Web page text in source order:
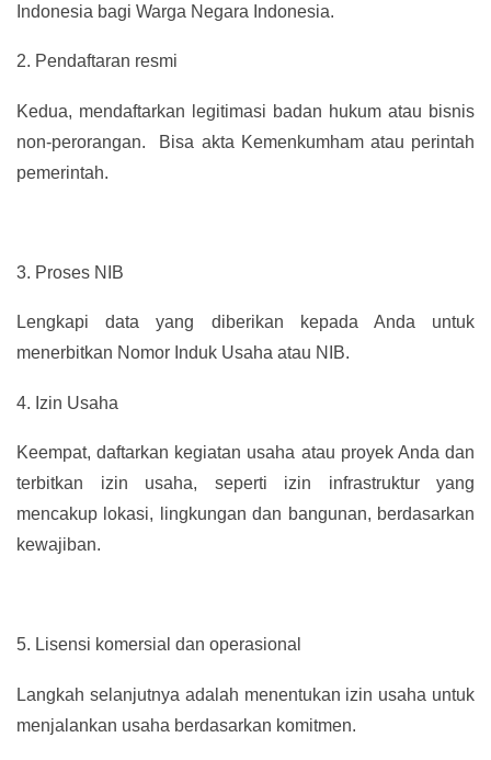
Indonesia bagi Warga Negara Indonesia.
2. Pendaftaran resmi
Kedua, mendaftarkan legitimasi badan hukum atau bisnis
non-perorangan. Bisa akta Kemenkumham atau perintah
pemerintah.
3. Proses NIB
Lengkapi data yang diberikan kepada Anda untuk
menerbitkan Nomor Induk Usaha atau NIB.
4. Izin Usaha
Keempat, daftarkan kegiatan usaha atau proyek Anda dan
terbitkan izin usaha, seperti izin infrastruktur yang
mencakup lokasi, lingkungan dan bangunan, berdasarkan
kewajiban.
5. Lisensi komersial dan operasional
Langkah selanjutnya adalah menentukan izin usaha untuk
menjalankan usaha berdasarkan komitmen.